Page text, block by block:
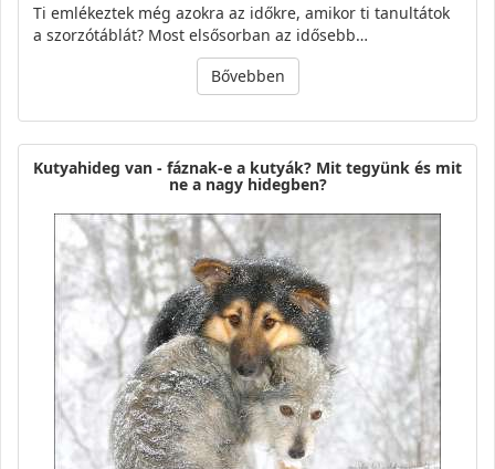
Ti emlékeztek még azokra az időkre, amikor ti tanultátok
a szorzótáblát? Most elsősorban az idősebb…
Bővebben
Kutyahideg van - fáznak-e a kutyák? Mit tegyünk és mit
ne a nagy hidegben?